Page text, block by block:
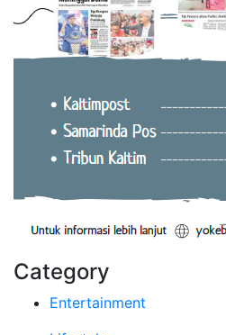
Category
Entertainment